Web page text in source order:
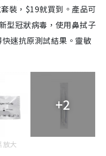
裝，$19就買到。產品可
型冠狀病毒，使用鼻拭子
速抗原測試結果。靈敏
+2
放大